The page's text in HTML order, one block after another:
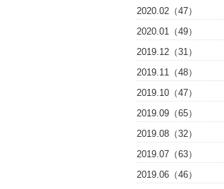
2020.02（47）
2020.01（49）
2019.12（31）
2019.11（48）
2019.10（47）
2019.09（65）
2019.08（32）
2019.07（63）
2019.06（46）